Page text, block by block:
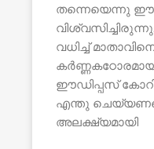
തന്നെയെന്നു
വധിച്ച്
കർണ്ണകഠോരമായ
ഈഡിപ്പസ്
എന്തു
അലക്ഷ്യമായി